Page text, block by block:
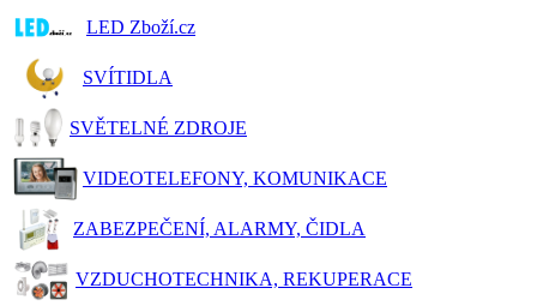
LED Zboží.cz
SVÍTIDLA
SVĚTELNÉ ZDROJE
VIDEOTELEFONY, KOMUNIKACE
ZABEZPEČENÍ, ALARMY, ČIDLA
VZDUCHOTECHNIKA, REKUPERACE